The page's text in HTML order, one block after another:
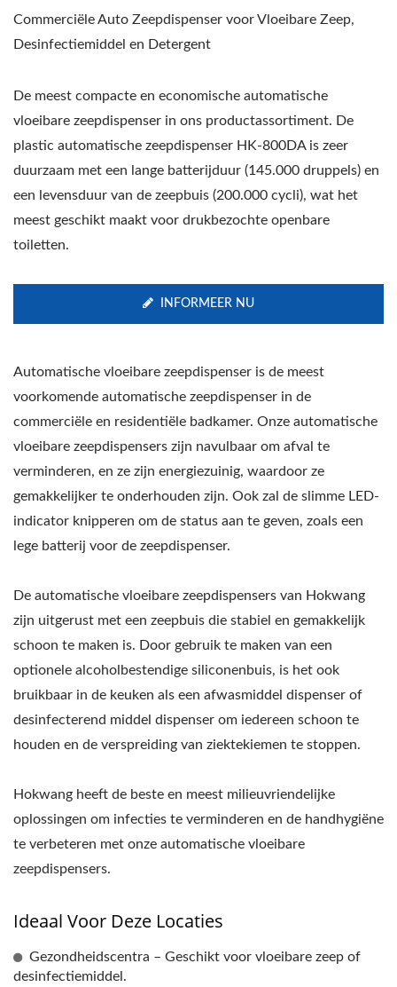
Commerciële Auto Zeepdispenser voor Vloeibare Zeep,
Desinfectiemiddel en Detergent
De meest compacte en economische automatische
vloeibare zeepdispenser in ons productassortiment. De
plastic automatische zeepdispenser HK-800DA is zeer
duurzaam met een lange batterijduur (145.000 druppels) en
een levensduur van de zeepbuis (200.000 cycli), wat het
meest geschikt maakt voor drukbezochte openbare
toiletten.
INFORMEER NU
Automatische vloeibare zeepdispenser is de meest
voorkomende automatische zeepdispenser in de
commerciële en residentiële badkamer. Onze automatische
vloeibare zeepdispensers zijn navulbaar om afval te
verminderen, en ze zijn energiezuinig, waardoor ze
gemakkelijker te onderhouden zijn. Ook zal de slimme LED-
indicator knipperen om de status aan te geven, zoals een
lege batterij voor de zeepdispenser.
De automatische vloeibare zeepdispensers van Hokwang
zijn uitgerust met een zeepbuis die stabiel en gemakkelijk
schoon te maken is. Door gebruik te maken van een
optionele alcoholbestendige siliconenbuis, is het ook
bruikbaar in de keuken als een afwasmiddel dispenser of
desinfecterend middel dispenser om iedereen schoon te
houden en de verspreiding van ziektekiemen te stoppen.
Hokwang heeft de beste en meest milieuvriendelijke
oplossingen om infecties te verminderen en de handhygiëne
te verbeteren met onze automatische vloeibare
zeepdispensers.
Ideaal Voor Deze Locaties
Gezondheidscentra – Geschikt voor vloeibare zeep of
desinfectiemiddel.